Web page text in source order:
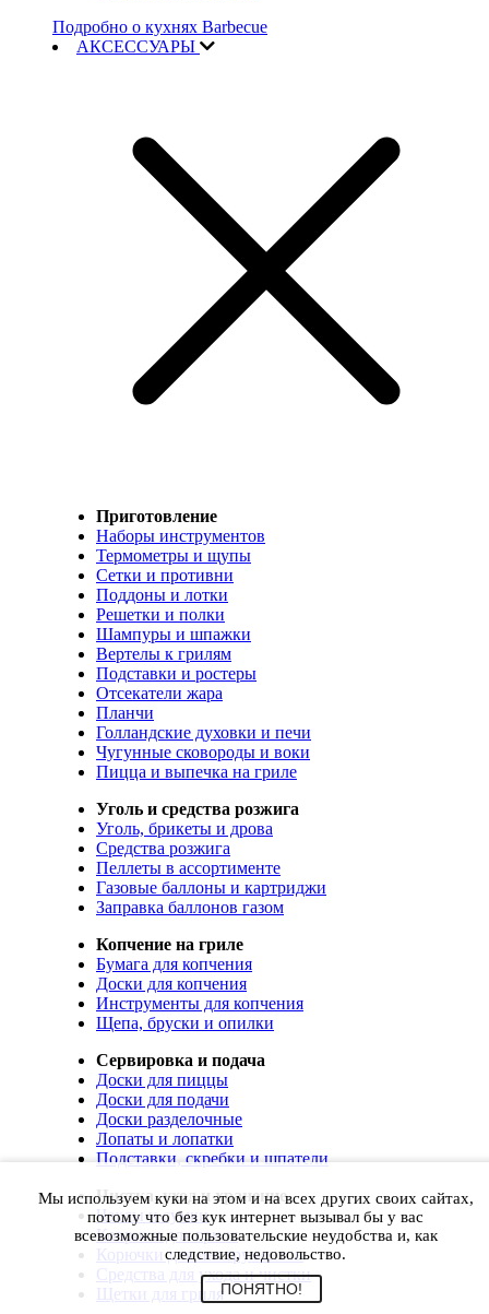
Подробно о кухнях Barbecue
АКСЕССУАРЫ
Приготовление
Наборы инструментов
Термометры и щупы
Сетки и противни
Поддоны и лотки
Решетки и полки
Шампуры и шпажки
Вертелы к грилям
Подставки и ростеры
Отсекатели жара
Планчи
Голландские духовки и печи
Чугунные сковороды и воки
Пицца и выпечка на гриле
Уголь и средства розжига
Уголь, брикеты и дрова
Средства розжига
Пеллеты в ассортименте
Газовые баллоны и картриджи
Заправка баллонов газом
Копчение на гриле
Бумага для копчения
Доски для копчения
Инструменты для копчения
Щепа, бруски и опилки
Сервировка и подача
Доски для пиццы
Доски для подачи
Доски разделочные
Лопаты и лопатки
Подставки, скребки и шпатели
Чистка, уход и хранение
Чехлы и сумки
Коврики для гриля
Корючки для инструментов
Средства для ухода и чистки
Щетки для гриля
Мы используем куки на этом и на всех других своих сайтах,
потому что без кук интернет вызывал бы у вас
всевозможные пользовательские неудобства и, как
следствие, недовольство.
ПОНЯТНО!